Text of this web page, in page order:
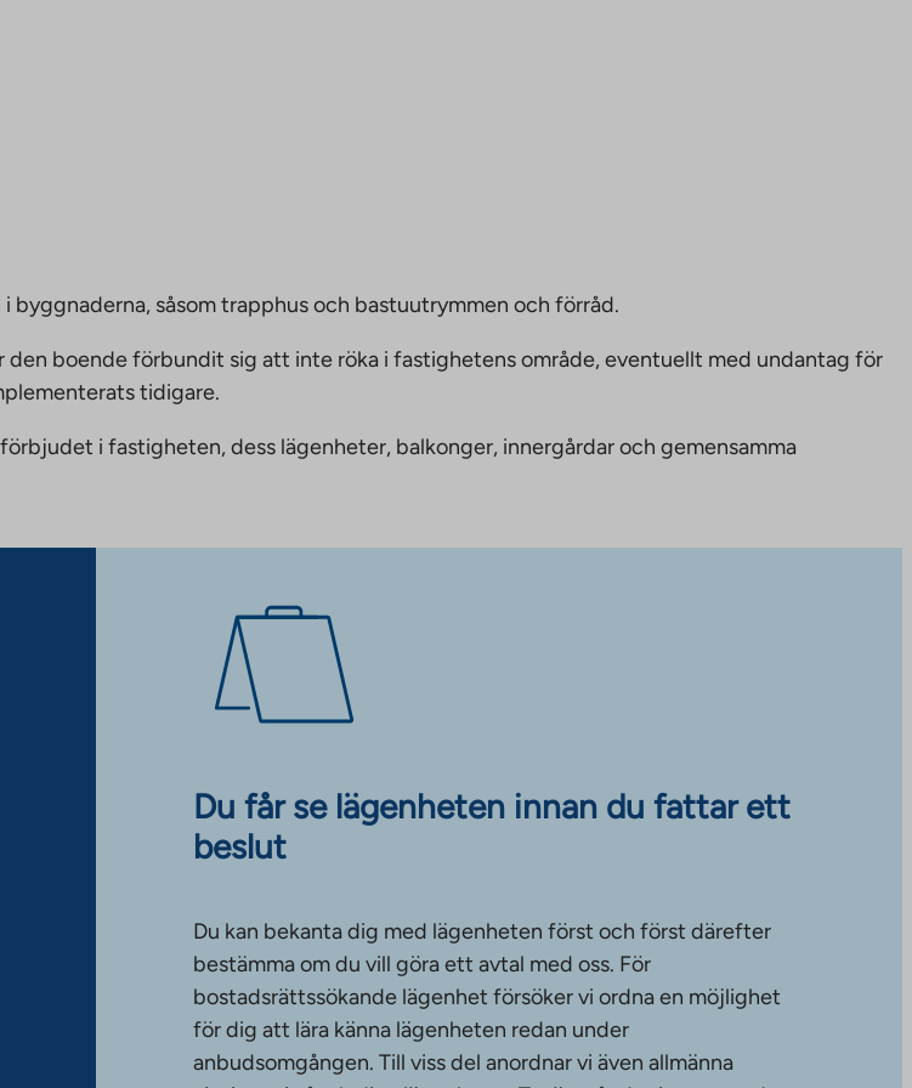
byggnaderna, såsom trapphus och bastuutrymmen och förråd.
boende förbundit sig att inte röka i fastighetens område, eventuellt med undantag för
tidigare.
i fastigheten, dess lägenheter, balkonger, innergårdar och gemensamma
Du får se lägenheten innan du fattar ett
beslut
Du kan bekanta dig med lägenheten först och först därefter
bestämma om du vill göra ett avtal med oss. För
bostadsrättssökande lägenhet försöker vi ordna en möjlighet
för dig att lära känna lägenheten redan under
anbudsomgången. Till viss del anordnar vi även allmänna